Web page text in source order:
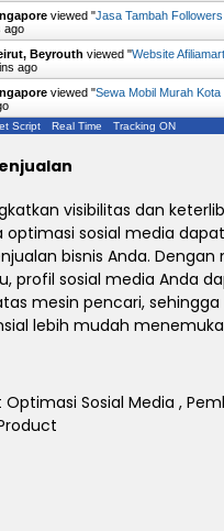
viewed "Jasa Tambah
ago
Beyrouth viewed "Website
ago
viewed "Sewa Mobil Murah Kota
Script Real Time Tracking ON
visibilitas dan
optimasi sosial media
bisnis Anda. Dengan
profil sosial media Anda
mesin pencari,
lebih mudah
Optimasi Sosial Media ,